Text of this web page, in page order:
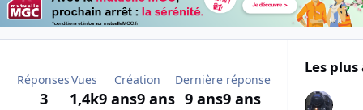
Réponses
3
Vues
1,4k
Création
9 ans9 ans
Dernière réponse
9 ans9 ans
Les